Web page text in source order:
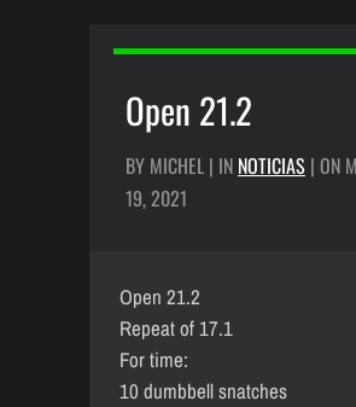
Open 21.2
BY MICHEL | IN NOTICIAS | ON
19, 2021
Open 21.2
Repeat of 17.1
For time:
10 dumbbell snatches